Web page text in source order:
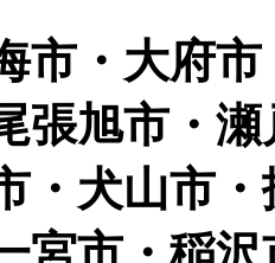
市・大府
張旭市・
・犬山市
宮市・稲